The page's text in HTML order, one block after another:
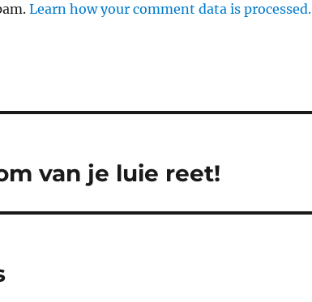
Learn how your comment data is processed.
van je luie reet!